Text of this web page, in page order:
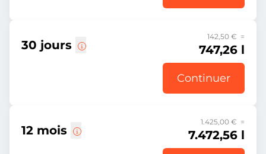
30 jours
142,50 € =
747,26 l
Continuer
12 mois
1.425,00 € =
7.472,56 l